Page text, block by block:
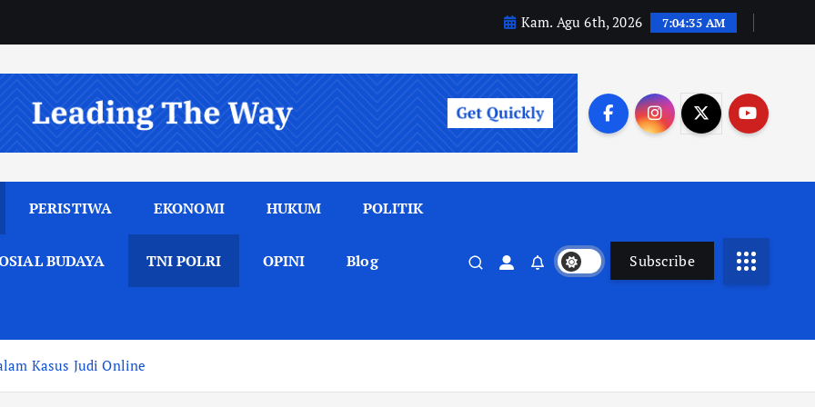
Kam. Agu 6th, 2026 7:04:37 AM
PERISTIWA EKONOMI HUKUM POLITIK
BUDAYA TNI POLRI OPINI Blog Subscribe
Kasus Judi Online